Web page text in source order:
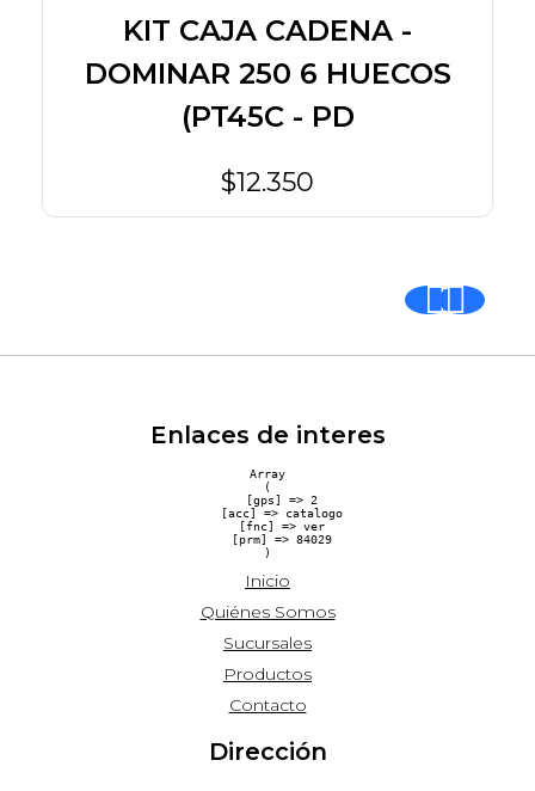
KIT CAJA CADENA -
DOMINAR 250 6 HUECOS
(PT45C - PD
$12.350
Enlaces de interes
Array
(
    [gps] => 2
    [acc] => catalogo
    [fnc] => ver
    [prm] => 84029
Inicio
Quiénes Somos
Sucursales
Productos
Contacto
Dirección